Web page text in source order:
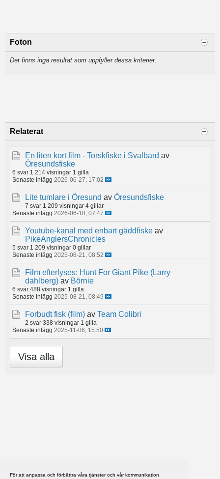
För att anpassa och förbättra våra tjänster och vår kommunikation
Foton
Det finns inga resultat som uppfyller dessa kriterier.
Relaterat
En liten kort film - Torskfiske i Svalbard av
Öresundsfiske
6 svar 1 214 visningar 1 gilla
Senaste inlägg 2026-06-27, 17:02
Lite tumlare i Öresund av Öresundsfiske
7 svar 1 209 visningar 4 gillar
Senaste inlägg 2026-06-18, 07:47
Youtube-kanal med enbart gäddfiske av
PikeAnglersChronicles
5 svar 1 209 visningar 0 gillar
Senaste inlägg 2025-08-21, 08:52
Film efterlyses: Hunt For Giant Pike (Larry
dahlberg) av Börnie
6 svar 488 visningar 1 gilla
Senaste inlägg 2025-08-21, 08:49
Forbudt fisk (film) av Team Colibri
2 svar 338 visningar 1 gilla
Senaste inlägg 2025-11-06, 15:50
Visa alla